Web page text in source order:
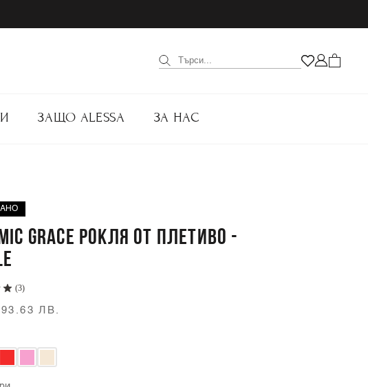
ЗАЩО ALESSA ЗА НАС
GRACE РОКЛЯ ОТ ПЛЕТИВО -
(3)
ЛВ.